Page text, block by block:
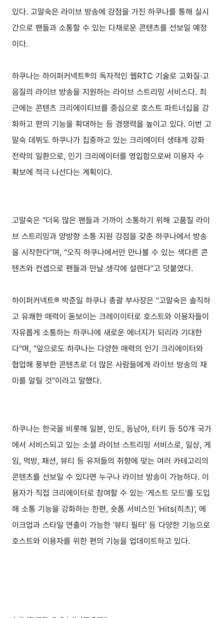
있다. 고말숙은 라이브 방송에 강점을 가진 하쿠나를 통해 실시
간으로 팬들과 소통할 수 있는 다채로운 콘텐츠를 선보일 예정
이다.
하쿠나는 하이퍼커넥트®의 독자적인 웹RTC 기술로 고화질·고
음질의 라이브 방송을 지원하는 라이브 스트리밍 서비스다. 최
근에는 콘텐츠 크리에이티브를 중심으로 호스트 파트너십을 강
화하고 편의 기능을 확대하는 등 경쟁력을 높이고 있다. 이번 고
말숙 데뷔도 하쿠나가 집중하고 있는 크리에이터 생태계 강화
전략의 일환으로, 인기 크리에이터를 영입함으로써 이용자 수
확보에 적극 나선다는 계획이다.
고말숙은 "더욱 많은 팬들과 가까이 소통하기 위해 고품질 라이
브 스트리밍과 양방향 소통 지원 강점을 갖춘 하쿠나에서 방송
을 시작한다”며, “오직 하쿠나에서만 만나볼 수 있는 색다른 콘
텐츠와 컨셉으로 팬들과 만날 생각에 설렌다”고 덧붙였다.
하이퍼커넥트® 박준일 하쿠나 총괄 부사장은 "고말숙은 솔직하
고 유쾌한 매력이 돋보이는 크레이이터로 호스트와 이용자들이
자유롭게 소통하는 하쿠나에 새로운 에너지가 되리라 기대한
다"며, “앞으로도 하쿠나는 다양한 매력의 인기 크리에이터와
협업해 풍부한 콘텐츠로 더 많은 사람들에게 라이브 방송의 재
미를 알릴 것”이라고 말했다.
하쿠나는 한국을 비롯해 일본, 인도, 동남아, 터키 등 50개 국가
에서 서비스되고 있는 소셜 라이브 스트리밍 서비스로, 일상, 게
임, 먹방, 패션, 뷰티 등 유저들의 취향에 맞는 여러 카테고리의
콘텐츠를 선보일 수 있다면 누구나 라이브 방송이 가능하다. 이
용자가 직접 크리에이터로 참여할 수 있는 ‘게스트 모드’를 도입
해 소통 기능을 강화하는 한편, 숏폼 서비스인 ‘Hits(히츠)’, 메
이크업과 스타일 연출이 가능한 ‘뷰티 필터’ 등 다양한 기능으로
호스트와 이용자를 위한 편의 기능을 업데이트하고 있다.